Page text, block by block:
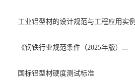
工业铝型材的设计规范与工程应用实例
《钢铁行业规范条件（2025年版）...
国标铝型材硬度测试标准